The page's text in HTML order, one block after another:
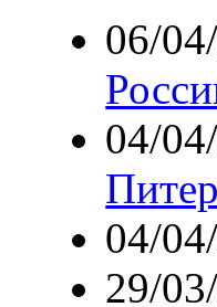
06/
04/
04/
29/